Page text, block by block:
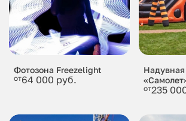
Фотозона Freezelight
от64 000 руб.
Надувная
от235